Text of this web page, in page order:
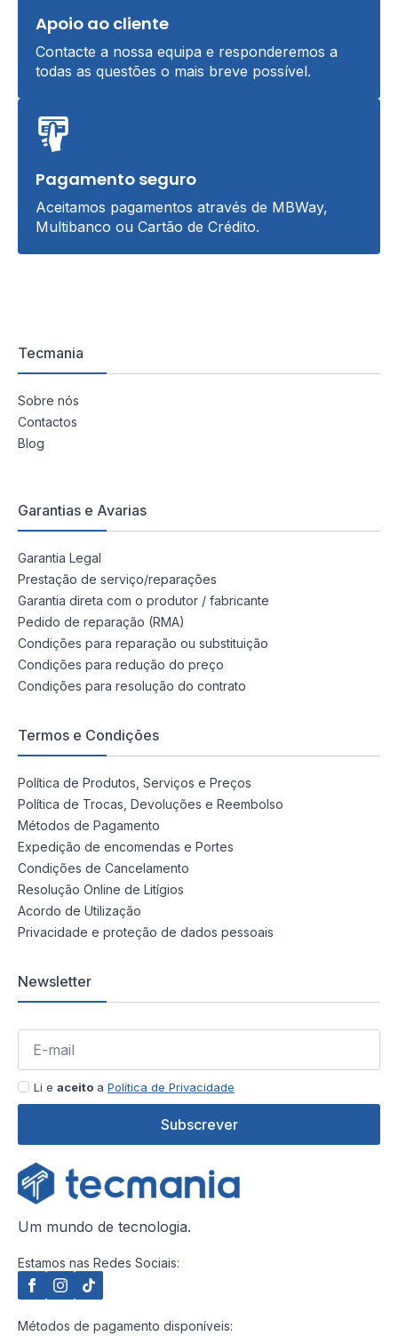
Apoio ao cliente
Contacte a nossa equipa e responderemos a
todas as questões o mais breve possível.
Pagamento seguro
Aceitamos pagamentos através de MBWay,
Multibanco ou Cartão de Crédito.
Tecmania
Sobre nós
Contactos
Blog
Garantias e Avarias
Garantia Legal
Prestação de serviço/reparações
Garantia direta com o produtor / fabricante
Pedido de reparação (RMA)
Condições para reparação ou substituição
Condições para redução do preço
Condições para resolução do contrato
Termos e Condições
Política de Produtos, Serviços e Preços
Política de Trocas, Devoluções e Reembolso
Métodos de Pagamento
Expedição de encomendas e Portes
Condições de Cancelamento
Resolução Online de Litígios
Acordo de Utilização
Privacidade e proteção de dados pessoais
Newsletter
Li e aceito a Política de Privacidade
Subscrever
Um mundo de tecnologia.
Estamos nas Redes Sociais:
Métodos de pagamento disponíveis: